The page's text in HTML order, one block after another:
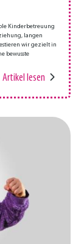
Kinderbetreuung
langen
wir gezielt in
bewusste
Artikel lesen